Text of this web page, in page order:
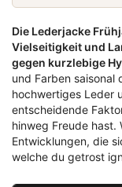
Die Lederjacke
Vielseitigkeit und
gegen kurzlebige
und Farben saisonal
hochwertiges Leder
entscheidende
hinweg Freude hast.
Entwicklungen, die
welche du getrost